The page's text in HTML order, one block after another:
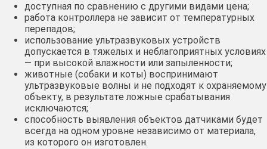
доступная по сравнению с другими видами цена;
работа контроллера не зависит от температурных
перепадов;
использование ультразвуковых устройств
допускается в тяжелых и неблагоприятных условиях
— при высокой влажности или запыленности;
животные (собаки и коты) воспринимают
ультразвуковые волны и не подходят к охраняемому
объекту, в результате ложные срабатывания
исключаются;
способность выявления объектов датчиками будет
всегда на одном уровне независимо от материала,
из которого он изготовлен.